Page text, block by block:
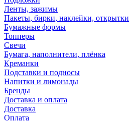
Ленты, зажимы
Пакеты, бирки, наклейки, открытки
Бумажные формы
Топперы
Свечи
Бумага, наполнители, плёнка
Креманки
Подставки и подносы
Напитки и лимонады
Бренды
Доставка и оплата
Доставка
Оплата